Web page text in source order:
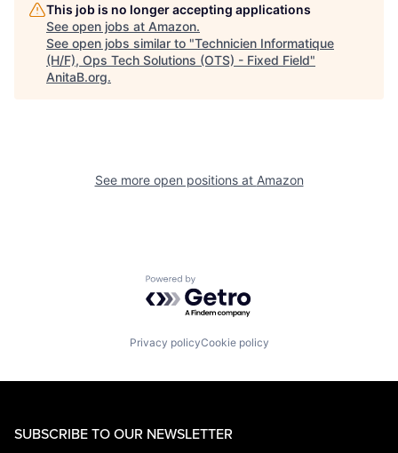
This job is no longer accepting applications
See open jobs at Amazon.
See open jobs similar to "Technicien Informatique
(H/F), Ops Tech Solutions (OTS) - Fixed Field"
AnitaB.org.
See more open positions at Amazon
Powered by Getro.com
Privacy policyCookie policy
SUBSCRIBE TO OUR NEWSLETTER